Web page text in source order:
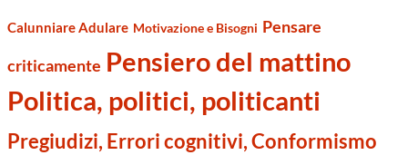
Calunniare Adulare Motivazione e Bisogni Pensare
criticamente Pensiero del mattino
Politica, politici, politicanti
Pregiudizi, Errori cognitivi, Conformismo